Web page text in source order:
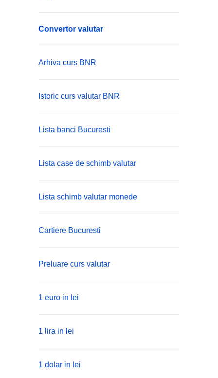
Convertor valutar
Arhiva curs BNR
Istoric curs valutar BNR
Lista banci Bucuresti
Lista case de schimb valutar
Lista schimb valutar monede
Cartiere Bucuresti
Preluare curs valutar
1 euro in lei
1 lira in lei
1 dolar in lei